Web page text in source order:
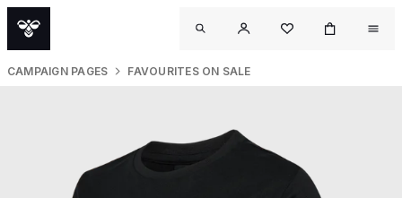
CAMPAIGN PAGES FAVOURITES ON SALE